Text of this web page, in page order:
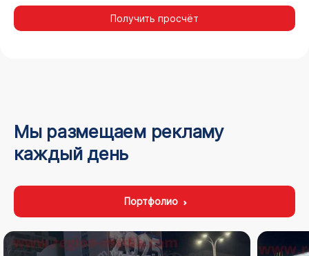
Получить просчёт
Мы размещаем рекламу
каждый день
Портфолио